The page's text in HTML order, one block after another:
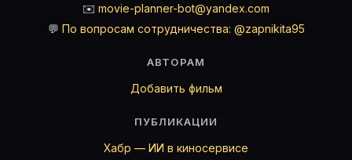
✉️ movie-planner-bot@yandex.com
💬 По вопросам сотрудничества: @zapnikita95
АВТОРАМ
Добавить фильм
ПУБЛИКАЦИИ
Хабр — ИИ в киносервисе